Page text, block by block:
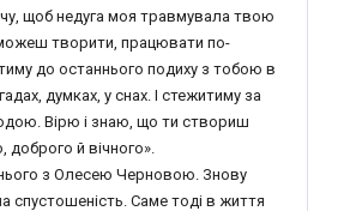
щоб недуга моя травмувала твою
творити, працювати по-
до останнього подиху з тобою в
думках, у снах. І стежитиму за
Вірю і знаю, що ти створиш
доброго й вічного».
з Олесею Черновою. Знову
спустошеність. Саме тоді в життя